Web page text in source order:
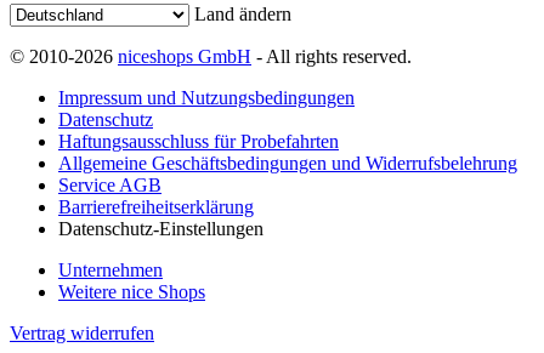
Land ändern
© 2010-2026 niceshops GmbH - All rights reserved.
Impressum und Nutzungsbedingungen
Datenschutz
Haftungsausschluss für Probefahrten
Allgemeine Geschäftsbedingungen und Widerrufsbelehrung
Service AGB
Barrierefreiheitserklärung
Datenschutz-Einstellungen
Unternehmen
Weitere nice Shops
Vertrag widerrufen